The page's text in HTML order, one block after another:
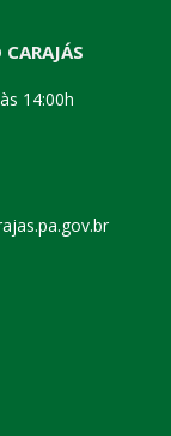
14:00h